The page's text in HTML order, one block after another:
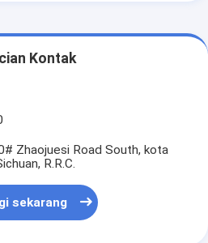
Kontak
Zhaojuesi Road South, kota
R.R.C.
sekarang